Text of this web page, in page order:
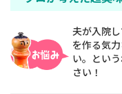
夫が入院
を作る気
い。とい
さい！